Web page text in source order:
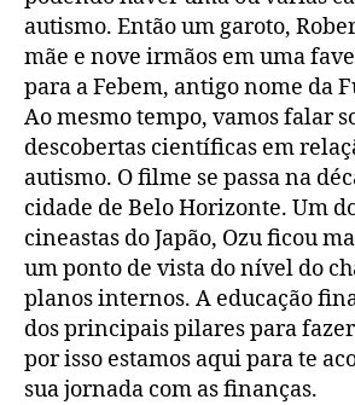
autismo. Então um garoto,
mãe e nove irmãos em uma
para a Febem, antigo nome da
Ao mesmo tempo, vamos falar
descobertas científicas em
autismo. O filme se passa na
cidade de Belo Horizonte. Um
cineastas do Japão, Ozu ficou
um ponto de vista do nível do
planos internos. A educação
dos principais pilares para
por isso estamos aqui para te
sua jornada com as finanças.